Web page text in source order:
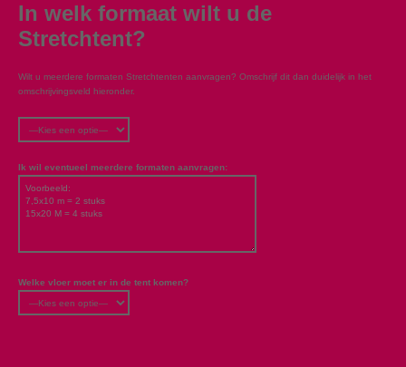
In welk formaat wilt u de
Stretchtent?
Wilt u meerdere formaten Stretchtenten aanvragen? Omschrijf dit dan duidelijk in het
omschrijvingsveld hieronder.
Ik wil eventueel meerdere formaten aanvragen:
Welke vloer moet er in de tent komen?